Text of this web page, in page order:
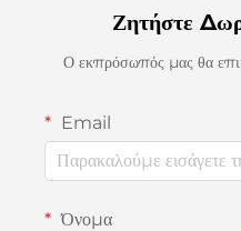
Ζητήστε
Ο εκπρόσωπός μας θα
Email
Όνομα